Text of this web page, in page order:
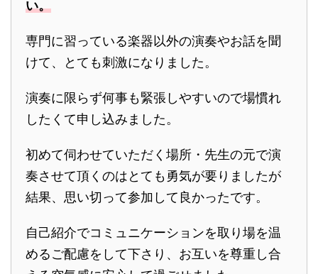
い。
専門に習っている楽器以外の演奏やお話を聞
けて、とても刺激になりました。
演奏に限らず何事も緊張しやすいので場慣れ
したくて申し込みました。
初めて伺わせていただく場所・先生の元で演
奏させて頂くのはとても勇気が要りましたが
結果、思い切って参加して良かったです。
自己紹介でコミュニケーションを取り場を温
めるご配慮をして下さり、お互いを尊重し合